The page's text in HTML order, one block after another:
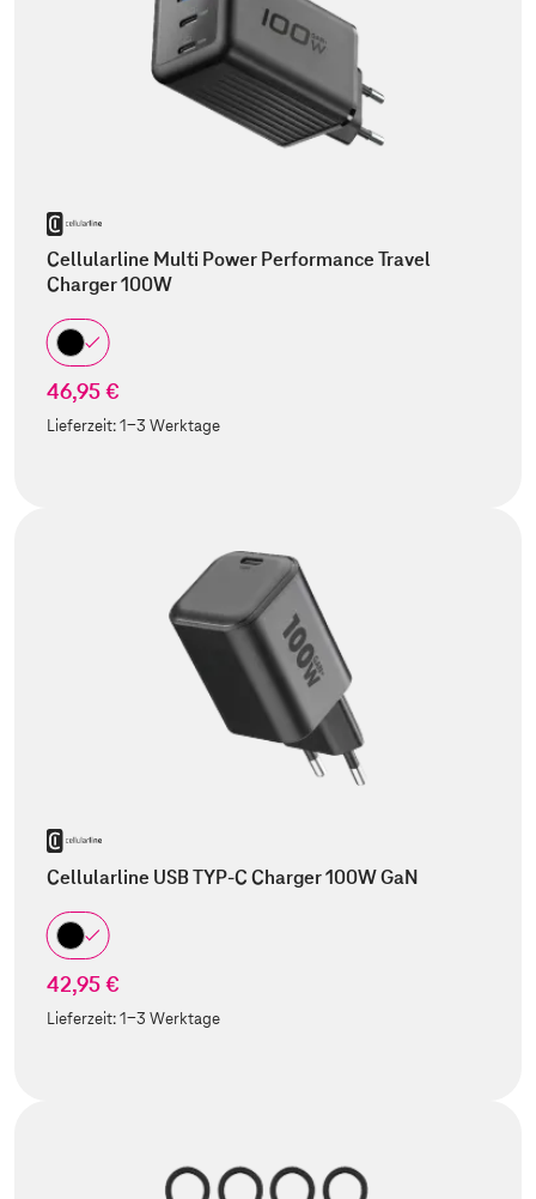
Cellularline Multi Power Performance Travel
Charger 100W
46,95 €
Lieferzeit:1-3 Werktage
Cellularline USB TYP-C Charger 100W GaN
42,95 €
Lieferzeit:1-3 Werktage